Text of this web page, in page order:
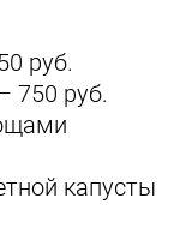
руб.
750 руб.
капусты